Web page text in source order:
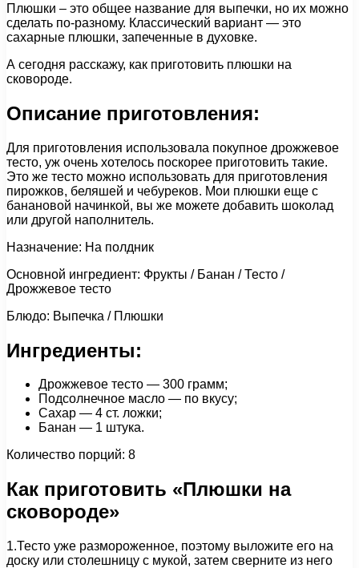
Плюшки – это общее название для выпечки, но их можно
сделать по-разному. Классический вариант — это
сахарные плюшки, запеченные в духовке.
А сегодня расскажу, как приготовить плюшки на
сковороде.
Описание приготовления:
Для приготовления использовала покупное дрожжевое
тесто, уж очень хотелось поскорее приготовить такие.
Это же тесто можно использовать для приготовления
пирожков, беляшей и чебуреков. Мои плюшки еще с
банановой начинкой, вы же можете добавить шоколад
или другой наполнитель.
Назначение: На полдник
Основной ингредиент: Фрукты / Банан / Тесто /
Дрожжевое тесто
Блюдо: Выпечка / Плюшки
Ингредиенты:
Дрожжевое тесто — 300 грамм;
Подсолнечное масло — по вкусу;
Сахар — 4 ст. ложки;
Банан — 1 штука.
Количество порций: 8
Как приготовить «Плюшки на
сковороде»
1.Тесто уже размороженное, поэтому выложите его на
доску или столешницу с мукой, затем сверните из него